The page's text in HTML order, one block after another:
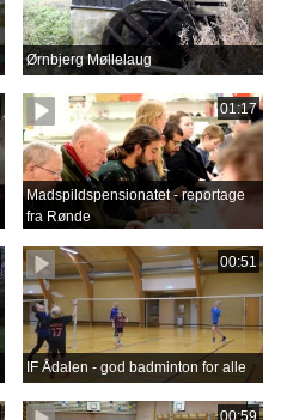
Ørnbjerg Møllelaug
01:17
Madspildspensionatet - reportage
fra Rønde
00:51
IF Ådalen - god badminton for alle
00:59